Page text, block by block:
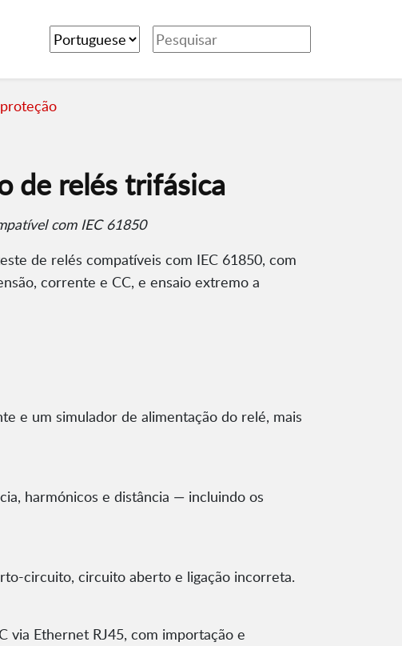
de relés trifásica
com IEC 61850
de relés compatíveis com IEC 61850, com
corrente e CC, e ensaio extremo a
e um simulador de alimentação do relé, mais
harmónicos e distância — incluindo os
circuito, circuito aberto e ligação incorreta.
via Ethernet RJ45, com importação e